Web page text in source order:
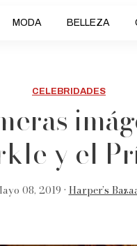
MODA BELLEZA
CELEBRIDADES
y el
08, 2019 • Harper’s